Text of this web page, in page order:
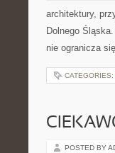
architektury,
Dolnego
nie ogranicza
CATEGORIES:
POSTED BY